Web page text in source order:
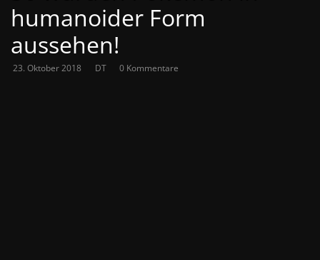
humanoider Form
aussehen!
23. Oktober 2018 DT 0 Kommentare